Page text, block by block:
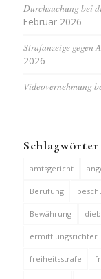
Durchsuchung bei
Februar 2026
Strafanzeige gegen
2026
Videovernehmung
Schlagwörter
amtsgericht
Berufung
Bewährung
ermittlungsrichter
freiheitsstrafe